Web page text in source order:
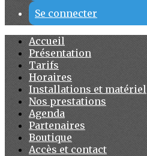
Se connecter
Accueil
Présentation
Tarifs
Horaires
Installations et matériel
Nos prestations
Agenda
Partenaires
Boutique
Accès et contact